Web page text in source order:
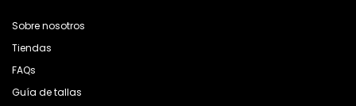
Sobre nosotros
Tiendas
FAQs
Guía de tallas